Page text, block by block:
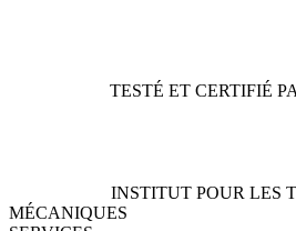
TESTÉ ET CERTIFIÉ
INSTITUT POUR LES
MÉCANIQUES